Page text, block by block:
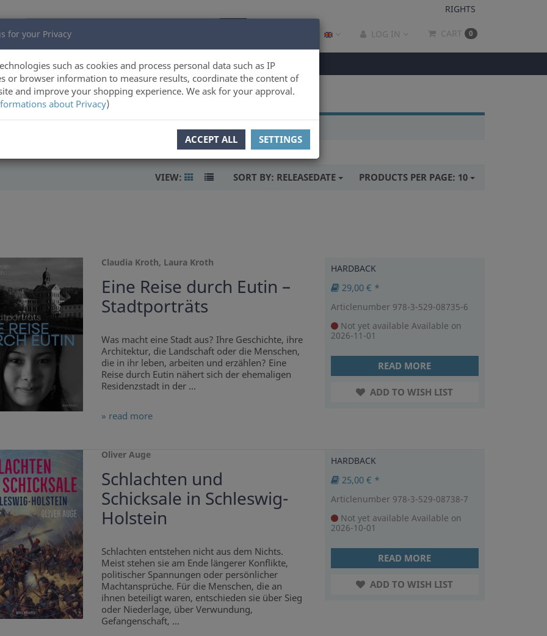
for your Privacy
such as cookies and process personal data such as IP
or browser information to measure results, coordinate the content of
and improve your shopping experience. We ask for your approval.
about Privacy)
ACCEPT ALL SETTINGS
RIGHTS
LOG IN CART 0
VIEW: SORT BY: RELEASEDATE PRODUCTS PER PAGE: 10
Claudia Kroth, Laura Kroth
Eine Reise durch Eutin –
Stadtporträts
Was macht eine Stadt aus? Ihre Geschichte, ihre
Architektur, die Landschaft oder die Menschen,
die in ihr leben, arbeiten und erzählen? Eine
Reise durch Eutin nähert sich der ehemaligen
Residenzstadt in der ...
» read more
HARDBACK
29,00 € *
Articlenumber 978-3-529-08735-6
Not yet available Available on
2026-11-01
READ MORE
ADD TO WISH LIST
Oliver Auge
Schlachten und
Schicksale in Schleswig-
Holstein
Schlachten entstehen nicht aus dem Nichts.
Meist stehen sie am Ende längerer Konflikte,
politischer Spannungen oder persönlicher
Machtansprüche. Für die Menschen, die an
ihnen beteiligt waren, entschieden sie über Sieg
oder Niederlage, über Verwundung,
Gefangenschaft, ...
HARDBACK
25,00 € *
Articlenumber 978-3-529-08738-7
Not yet available Available on
2026-10-01
READ MORE
ADD TO WISH LIST